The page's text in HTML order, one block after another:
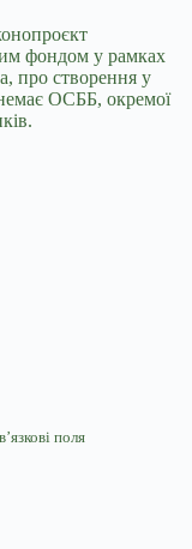
фондом у рамках
про створення у
ОСББ, окремої
поля